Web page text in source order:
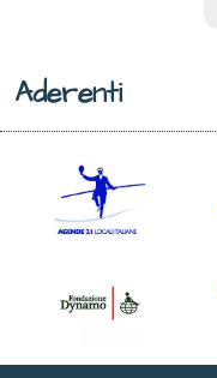
Aderenti